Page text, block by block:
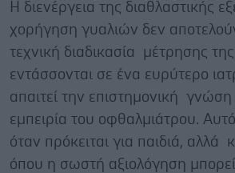
Η διενέργεια της διαθλαστικής
χορήγηση γυαλιών δεν
τεχνική διαδικασία μέτρησης
εντάσσονται σε ένα ευρύτερο
απαιτεί την επιστημονική γνώση
εμπειρία του οφθαλμιάτρου. Αυτό
όταν πρόκειται για παιδιά, αλλά
όπου η σωστή αξιολόγηση